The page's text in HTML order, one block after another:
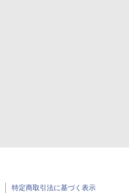
特定商取引法に基づく表示